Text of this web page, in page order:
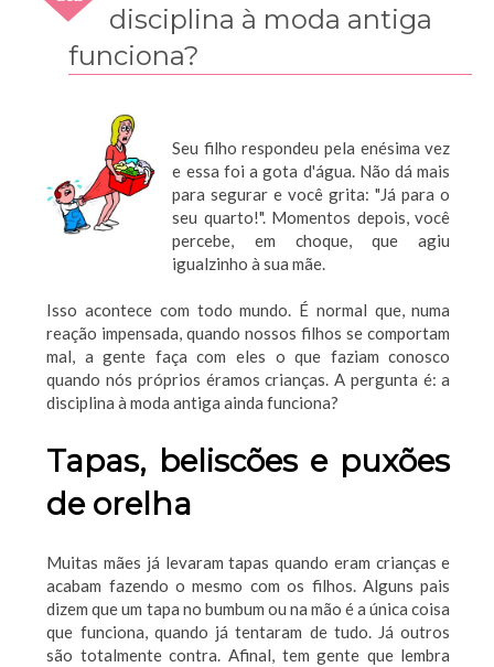
disciplina à moda antiga
funciona?
Seu filho respondeu pela enésima vez
e essa foi a gota d'água. Não dá mais
para segurar e você grita: "Já para o
seu quarto!". Momentos depois, você
percebe, em choque, que agiu
igualzinho à sua mãe.
Isso acontece com todo mundo. É normal que, numa
reação impensada, quando nossos filhos se comportam
mal, a gente faça com eles o que faziam conosco
quando nós próprios éramos crianças. A pergunta é: a
disciplina à moda antiga ainda funciona?
Tapas, beliscões e puxões
de orelha
Muitas mães já levaram tapas quando eram crianças e
acabam fazendo o mesmo com os filhos. Alguns pais
dizem que um tapa no bumbum ou na mão é a única coisa
que funciona, quando já tentaram de tudo. Já outros
são totalmente contra. Afinal, tem gente que lembra